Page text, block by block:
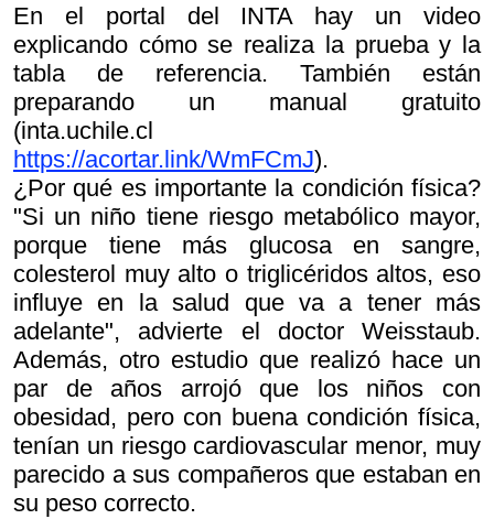
En el portal del INTA hay un video
explicando cómo se realiza la prueba y la
tabla de referencia. También están
preparando un manual gratuito
(inta.uchile.cl
https://acortar.link/WmFCmJ).
¿Por qué es importante la condición física?
"Si un niño tiene riesgo metabólico mayor,
porque tiene más glucosa en sangre,
colesterol muy alto o triglicéridos altos, eso
influye en la salud que va a tener más
adelante", advierte el doctor Weisstaub.
Además, otro estudio que realizó hace un
par de años arrojó que los niños con
obesidad, pero con buena condición física,
tenían un riesgo cardiovascular menor, muy
parecido a sus compañeros que estaban en
su peso correcto.